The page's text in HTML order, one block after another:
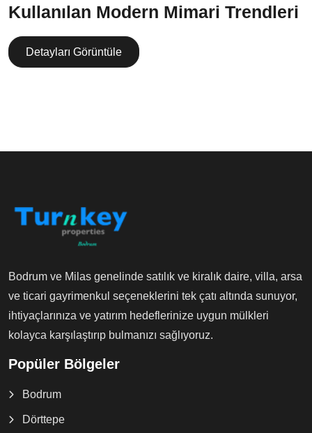
Kullanılan Modern Mimari Trendleri
Detayları Görüntüle
Bodrum ve Milas genelinde satılık ve kiralık daire, villa, arsa
ve ticari gayrimenkul seçeneklerini tek çatı altında sunuyor,
ihtiyaçlarınıza ve yatırım hedeflerinize uygun mülkleri
kolayca karşılaştırıp bulmanızı sağlıyoruz.
Popüler Bölgeler
Bodrum
Dörttepe